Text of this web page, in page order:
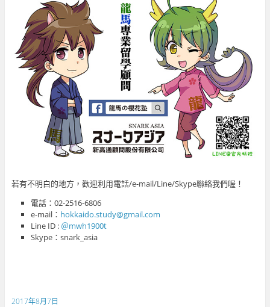
若有不明白的地方，歡迎利用電話/e-mail/Line/Skype聯絡我們喔！
電話：02-2516-6806
e-mail： hokkaido.study@gmail.com
Line ID : ＠mwh1900t
Skype：snark_asia
2017年8月7日